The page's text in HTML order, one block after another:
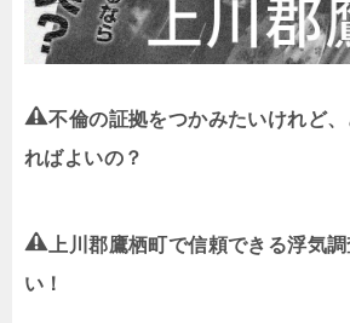
不倫の証拠をつかみたいけれど
ればよいの？
上川郡鷹栖町で信頼できる浮気
い！